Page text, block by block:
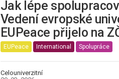
Jak lépe
Vedení evropské
EUPeace přijelo na
EUPeace International Spolupráce
Celouniverzitní